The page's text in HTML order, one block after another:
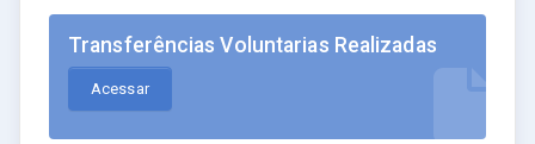
Transferências Voluntarias Realizadas
Acessar